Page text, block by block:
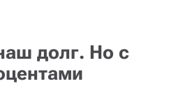
долг. Но с